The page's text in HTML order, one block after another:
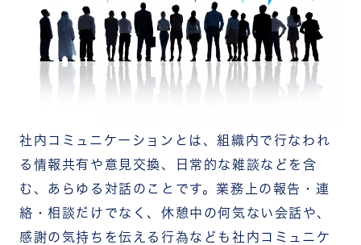
【すぐに始められる施策1】1on1ミーティングの
定期実施
【すぐに始められる施策2】雑談タイム・ザッソウ
の導入
【すぐに始められる施策3】サンクスカード・感
【環境・制度を整える施策1】フリーアドレス制の
導入
【環境・制度を整える施策2】休憩・リフレッシ
【環境・制度を整える施策3】コミュニケーション
ツールの導入
社内コミュニケーションとは、組織内で行なわれ
る情報共有や意見交換、日常的な雑談などを含
む、あらゆる対話のことです。業務上の報告・連
絡・相談だけでなく、休憩中の何気ない会話や、
感謝の気持ちを伝える行為なども社内コミュニケ